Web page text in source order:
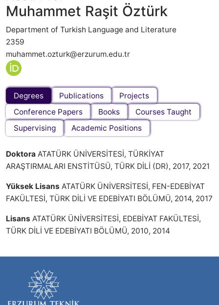
Muhammet Raşit Öztürk
Department of Turkish Language and Literature
2359
muhammet.ozturk@erzurum.edu.tr
Degrees Publications
Projects
Conference Papers
Books
Courses Taught
Supervising
Academic Positions
Doktora ATATÜRK ÜNİVERSİTESİ, TÜRKİYAT
ARAŞTIRMALARI ENSTİTÜSÜ, TÜRK DİLİ (DR), 2017, 2021
Yüksek Lisans ATATÜRK ÜNİVERSİTESİ, FEN-EDEBİYAT
FAKÜLTESİ, TÜRK DİLİ VE EDEBİYATI BÖLÜMÜ, 2014, 2017
Lisans ATATÜRK ÜNİVERSİTESİ, EDEBİYAT FAKÜLTESİ,
TÜRK DİLİ VE EDEBİYATI BÖLÜMÜ, 2010, 2014